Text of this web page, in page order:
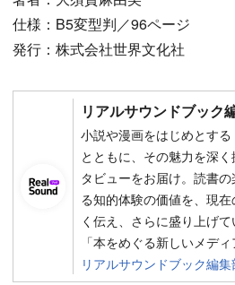
仕様：B5変型判／96ページ
発行：株式会社世界文化社
リアルサウンドブック
小説や漫画をはじめとす
とともに、その魅力を深
タビューをお届け。読書
る知的体験の価値を、現
く伝え、さらに盛り上げ
「本をめぐる新しいメディ
リアルサウンドブック編